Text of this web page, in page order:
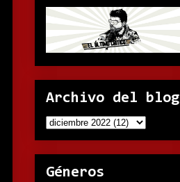
Archivo del blog
Géneros